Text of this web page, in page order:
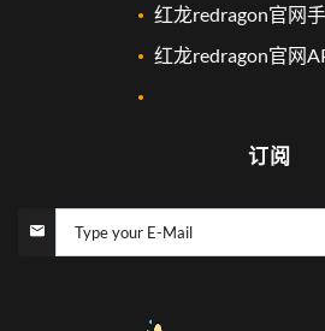
红龙redragon官网
红龙redragon官网
订阅
Type your E-Mail